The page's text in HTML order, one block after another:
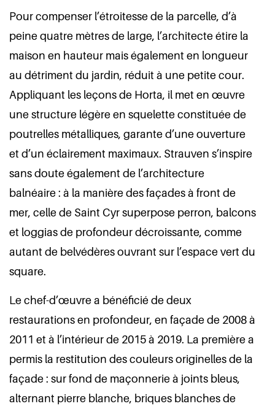
Pour compenser l’étroitesse de la parcelle, d’à
peine quatre mètres de large, l’architecte étire la
maison en hauteur mais également en longueur
au détriment du jardin, réduit à une petite cour.
Appliquant les leçons de Horta, il met en œuvre
une structure légère en squelette constituée de
poutrelles métalliques, garante d’une ouverture
et d’un éclairement maximaux. Strauven s’inspire
sans doute également de l’architecture
balnéaire : à la manière des façades à front de
mer, celle de Saint Cyr superpose perron, balcons
et loggias de profondeur décroissante, comme
autant de belvédères ouvrant sur l’espace vert du
square.
Le chef-d’œuvre a bénéficié de deux
restaurations en profondeur, en façade de 2008 à
2011 et à l’intérieur de 2015 à 2019. La première a
permis la restitution des couleurs originelles de la
façade : sur fond de maçonnerie à joints bleus,
alternant pierre blanche, briques blanches de